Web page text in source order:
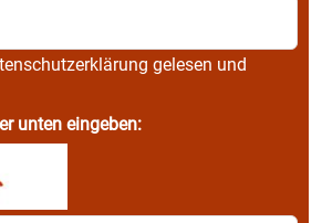
gelesen und
unten eingeben: